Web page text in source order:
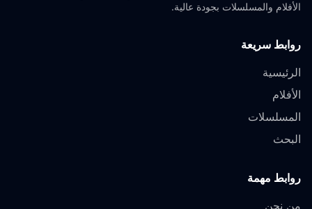
الأفلام والمسلسلات بجودة عالية.
روابط سريعة
الرئيسية
الأفلام
المسلسلات
البحث
روابط مهمة
من نحن